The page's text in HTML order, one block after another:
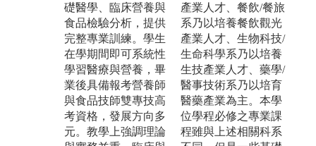
礎醫學、臨床營養與
食品檢驗分析，提供
完整專業訓練。學生
在學期間即可系統性
學習醫療與營養，畢
業後具備報考營養師
與食品技師雙專技高
考資格，發展方向多
元。教學上強調理論
產業人才、餐飲/餐旅
系乃以培養餐飲觀光
產業人才、生物科技/
生命科學系乃以培養
生技產業人才、藥學/
醫事技術系乃以培育
醫藥產業為主。本學
位學程必修之專業課
程雖與上述相關科系